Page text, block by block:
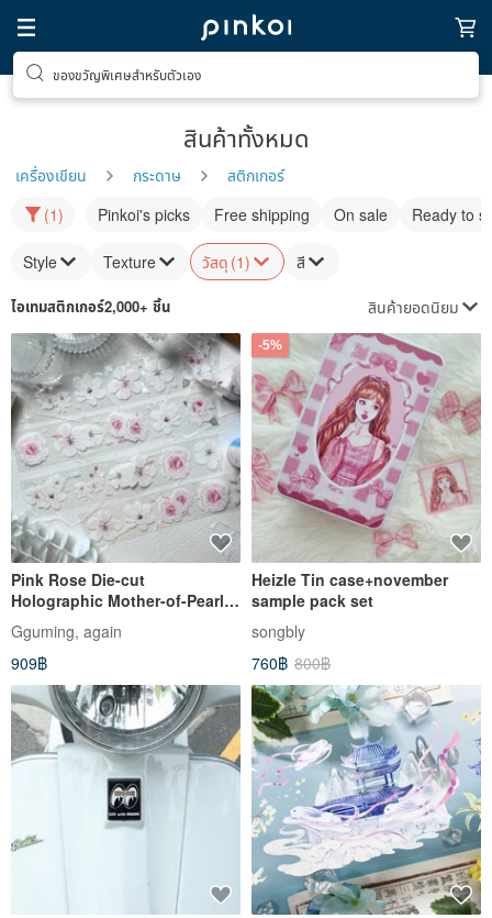
ของขวัญพิเศษสำหรับตัวเอง
สินค้าทั้งหมด
เครื่องเขียน กระดาษ
สติกเกอร์
(1)
Pinkoi's picks Free shipping On sale Ready to
Style Texture วัสดุ (1) สี
ไอเทมสติกเกอร์2,000+ ชิ้น สินค้ายอดนิยม
Pink Rose Die-cut
Holographic Mother-of-Pearl
Masking Tape
Gguming, again
909฿
-5%
Heizle Tin case+november
sample pack set
songbly
760฿ 800฿